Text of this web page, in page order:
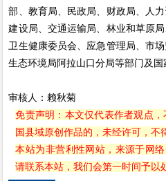
部、教育局、民政局、财政局、人
建设局、交通运输局、林业和草原
卫生健康委员会、应急管理局、市
生态环境局阿拉山口分局等部门及国
审核人：赖秋菊
免责声明：本文仅代表作者观点
国县域原创作品的，未经许可，不
本站为非营利性网站，来源于网
请联系本站，我们会第一时间予以